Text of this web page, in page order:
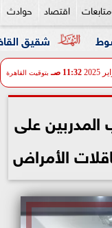
اقتصاد حوادث
شقيق القاضي المزيف:
11:32 صـ بتوقيت القاهرة
على
الأمراض